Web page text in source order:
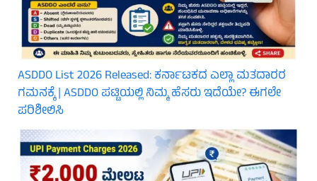
ASDDO List 2026 Released: ಕರ್ನಾಟಕದ ಎಲ್ಲಾ ಮತದಾರರ
ಗಮನಕ್ಕೆ | ASDDO ಪಟ್ಟಿಯಲ್ಲಿ ನಿಮ್ಮ ಹೆಸರು ಇದೆಯೇ? ಈಗಲೇ
ಪರಿಶೀಲಿಸಿ